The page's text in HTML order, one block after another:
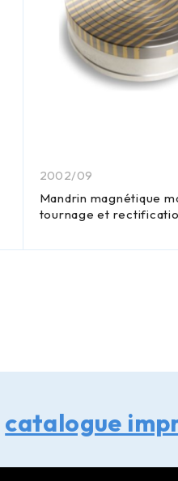
2002/09
Mandrin magnétique
tournage et
catalogue